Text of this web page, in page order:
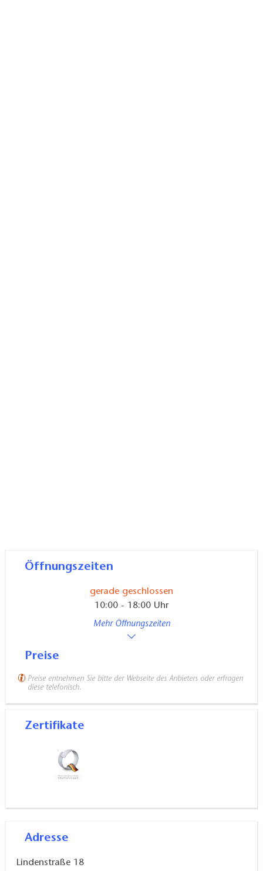
Öffnungszeiten
gerade geschlossen
10:00 - 18:00 Uhr
Mehr Öffnungszeiten
Preise
Preise entnehmen Sie bitte der Webseite des Anbieters oder erfragen
diese telefonisch.
Zertifikate
Adresse
Lindenstraße 18